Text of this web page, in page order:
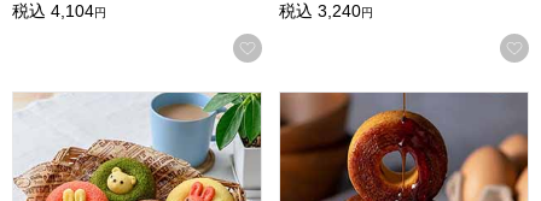
税込 4,104円
お気に入りに登録する
税込 3,240円
アニマルドーナツ 4個[ANM-10]【年間ギフト】
森の庭 焦がしキャラメルが